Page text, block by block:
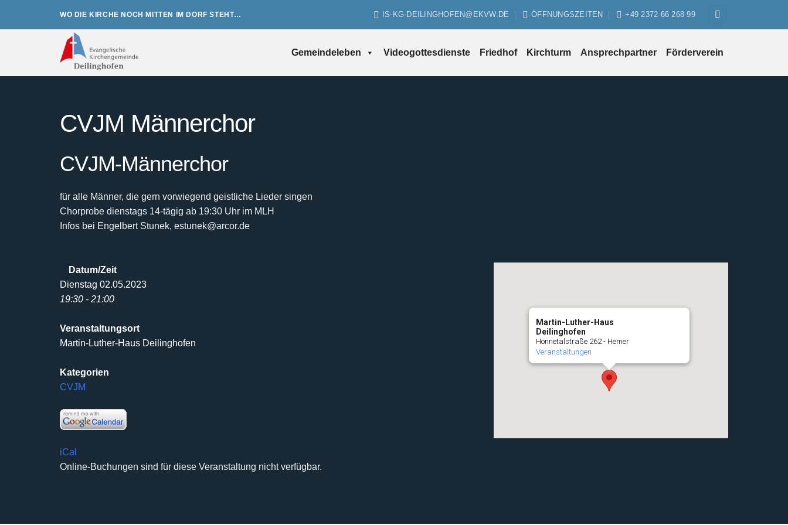
WO DIE KIRCHE NOCH MITTEN IM DORF STEHT… IS-KG-DEILINGHOFEN@EKVW.DE ÖFFNUNGSZEITEN +49 2372 66 268 99
Gemeindeleben Videogottesdienste Friedhof Kirchturm Ansprechpartner Förderverein
CVJM Männerchor
CVJM-Männerchor
für alle Männer, die gern vorwiegend geistliche Lieder singen
Chorprobe dienstags 14-tägig ab 19:30 Uhr im MLH
Infos bei Engelbert Stunek, estunek@arcor.de
Martin-Luther-Haus
Deilinghofen
Hönnetalstraße 262 - Hemer
Veranstaltungen
Datum/Zeit
Dienstag 02.05.2023
19:30 - 21:00
Veranstaltungsort
Martin-Luther-Haus Deilinghofen
Kategorien
CVJM
iCal
Online-Buchungen sind für diese Veranstaltung nicht verfügbar.